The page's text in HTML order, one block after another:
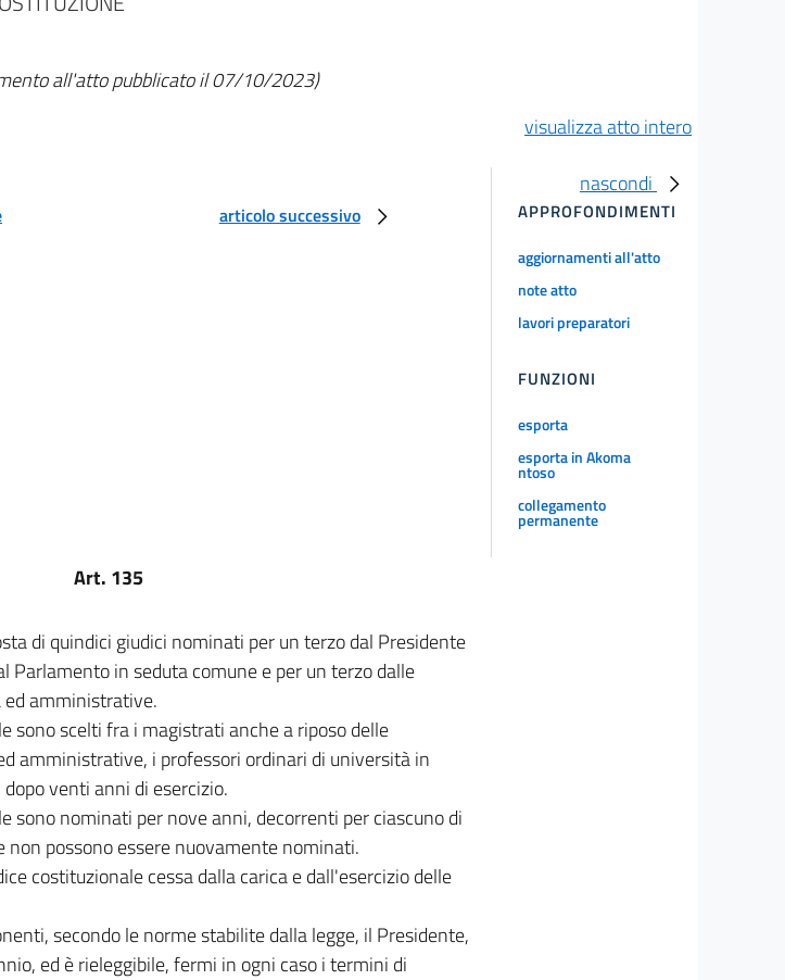
all'atto pubblicato il 07/10/2023)
visualizza atto intero
articolo successivo
Art. 135
di quindici giudici nominati per un terzo dal Presidente
Parlamento in seduta comune e per un terzo dalle
amministrative.
sono scelti fra i magistrati anche a riposo delle
amministrative, i professori ordinari di università in
venti anni di esercizio.
sono nominati per nove anni, decorrenti per ciascuno di
non possono essere nuovamente nominati.
costituzionale cessa dalla carica e dall'esercizio delle
secondo le norme stabilite dalla legge, il Presidente,
ed è rieleggibile, fermi in ogni caso i termini di
nascondi
APPROFONDIMENTI
aggiornamenti all'atto
note atto
lavori preparatori
FUNZIONI
esporta
esporta in Akoma
ntoso
collegamento
permanente